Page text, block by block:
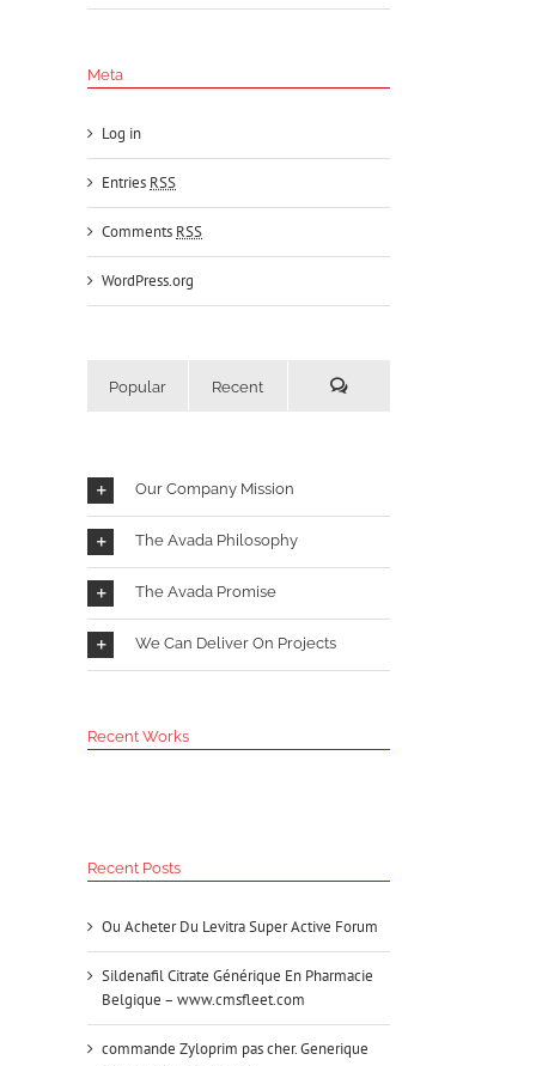
Meta
Log in
Entries RSS
Comments RSS
WordPress.org
Popular Recent
Our Company Mission
The Avada Philosophy
The Avada Promise
We Can Deliver On Projects
Recent Works
Recent Posts
Ou Acheter Du Levitra Super Active Forum
Sildenafil Citrate Générique En Pharmacie
Belgique – www.cmsfleet.com
commande Zyloprim pas cher. Generique